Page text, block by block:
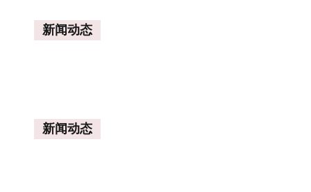
新闻动态
新闻动态